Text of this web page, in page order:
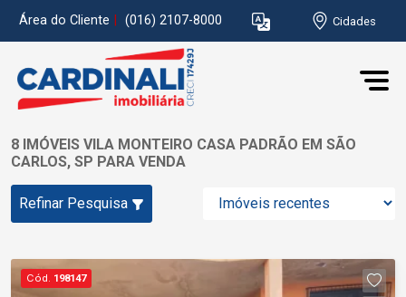
Área do Cliente (016) 2107-8000 Cidades
8 IMÓVEIS VILA MONTEIRO CASA PADRÃO EM SÃO
CARLOS, SP PARA VENDA
Refinar Pesquisa
Cód. 198147